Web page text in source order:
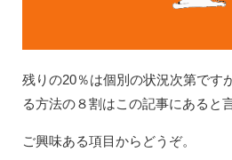
残りの20％は個別の状況次第です
る方法の８割はこの記事にあると
ご興味ある項目からどうぞ。